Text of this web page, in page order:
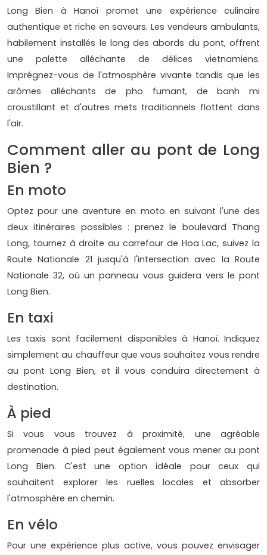
Long Bien à Hanoï promet une expérience culinaire
authentique et riche en saveurs. Les vendeurs ambulants,
habilement installés le long des abords du pont, offrent
une palette alléchante de délices vietnamiens.
Imprégnez-vous de l'atmosphère vivante tandis que les
arômes alléchants de pho fumant, de banh mi
croustillant et d'autres mets traditionnels flottent dans
l'air.
Comment aller au pont de Long
Bien ?
En moto
Optez pour une aventure en moto en suivant l'une des
deux itinéraires possibles : prenez le boulevard Thang
Long, tournez à droite au carrefour de Hoa Lac, suivez la
Route Nationale 21 jusqu'à l'intersection avec la Route
Nationale 32, où un panneau vous guidera vers le pont
Long Bien.
En taxi
Les taxis sont facilement disponibles à Hanoï. Indiquez
simplement au chauffeur que vous souhaitez vous rendre
au pont Long Bien, et il vous conduira directement à
destination.
À pied
Si vous vous trouvez à proximité, une agréable
promenade à pied peut également vous mener au pont
Long Bien. C'est une option idéale pour ceux qui
souhaitent explorer les ruelles locales et absorber
l'atmosphère en chemin.
En vélo
Pour une expérience plus active, vous pouvez envisager